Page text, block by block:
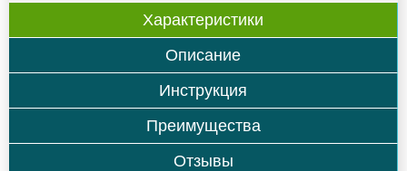
Характеристики
Описание
Инструкция
Преимущества
Отзывы